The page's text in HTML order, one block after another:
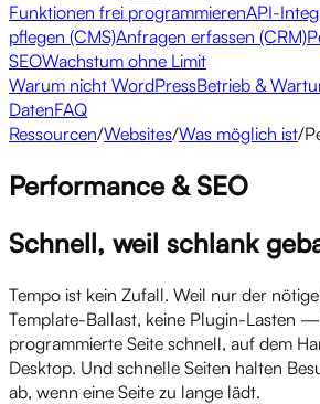
Funktionen frei programmierenAPI-
pflegen (CMS)Anfragen erfassen (CRM)
SEOWachstum ohne Limit
Warum nicht WordPressBetrieb &
DatenFAQ
Ressourcen/Websites/Was möglich ist/
Performance & SEO
Schnell, weil schlank
Tempo ist kein Zufall. Weil nur der
Template-Ballast, keine Plugin-Lasten
programmierte Seite schnell, auf dem
Desktop. Und schnelle Seiten halten
ab, wenn eine Seite zu lange lädt.